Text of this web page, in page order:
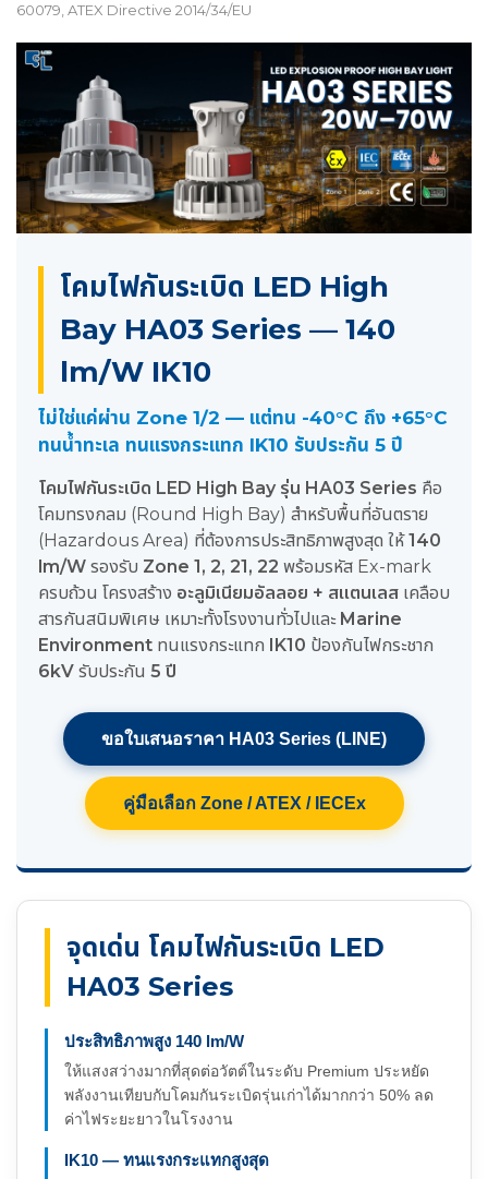
60079, ATEX Directive 2014/34/EU
โคมไฟกันระเบิด LED High
Bay HA03 Series — 140
lm/W IK10
ไม่ใช่แค่ผ่าน Zone 1/2 — แต่ทน -40°C ถึง +65°C
ทนน้ำทะเล ทนแรงกระแทก IK10 รับประกัน 5 ปี
โคมไฟกันระเบิด LED High Bay รุ่น HA03 Series คือ
โคมทรงกลม (Round High Bay) สำหรับพื้นที่อันตราย
(Hazardous Area) ที่ต้องการประสิทธิภาพสูงสุด ให้140
lm/W รองรับ Zone 1, 2, 21, 22 พร้อมรหัส Ex-mark
ครบถ้วน โครงสร้าง อะลูมิเนียมอัลลอย + สแตนเลส เคลือบ
สารกันสนิมพิเศษ เหมาะทั้งโรงงานทั่วไปและ Marine
Environment ทนแรงกระแทก IK10 ป้องกันไฟกระชาก
6kV รับประกัน 5 ปี
ขอใบเสนอราคา HA03 Series (LINE)
คู่มือเลือก Zone / ATEX / IECEx
จุดเด่น โคมไฟกันระเบิด LED
HA03 Series
ประสิทธิภาพสูง 140 lm/W
ให้แสงสว่างมากที่สุดต่อวัตต์ในระดับ Premium ประหยัด
พลังงานเทียบกับโคมกันระเบิดรุ่นเก่าได้มากกว่า 50% ลด
ค่าไฟระยะยาวในโรงงาน
IK10 — ทนแรงกระแทกสูงสุด